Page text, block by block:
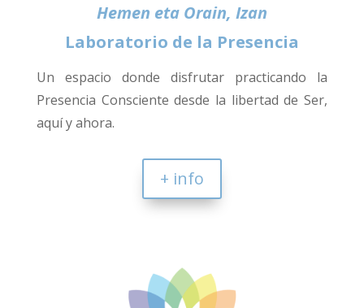
Hemen eta Orain, Izan
Laboratorio de la Presencia
Un espacio donde disfrutar practicando la
Presencia Consciente desde la libertad de Ser,
aquí y ahora.
+ info